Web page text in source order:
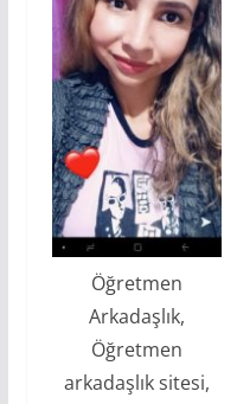
Öğretmen
Arkadaşlık,
Öğretmen
arkadaşlık sitesi,